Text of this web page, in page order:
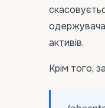
активів.
Крім того,